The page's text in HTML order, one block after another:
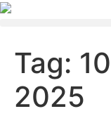
Tag:
2025